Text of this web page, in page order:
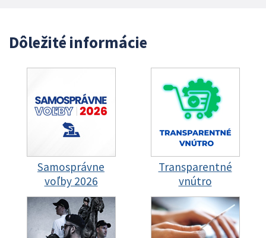
Dôležité informácie
Samosprávne
voľby 2026
Transparentné
vnútro